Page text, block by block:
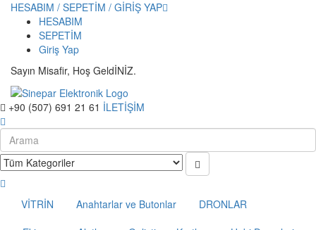
HESABIM / SEPETİM / GİRİŞ YAP
HESABIM
SEPETİM
Giriş Yap
Sayın Misafir, Hoş GeldİNİZ.
+90 (507) 691 21 61 İLETİŞİM
VİTRİN Anahtarlar ve Butonlar
DRONLAR